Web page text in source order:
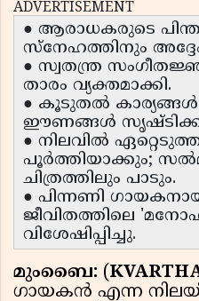
ADVERTISEMENT
● ആരാധകരുടെ
സ്നേഹത്തിനും
● സ്വതന്ത്ര
താരം വ്യക്തമാക്കി.
● കൂടുതൽ കാര്യങ്ങൾ
ഈണങ്ങൾ
● നിലവിൽ
പൂർത്തിയാക്കും;
ചിത്രത്തിലും പാടും.
● പിന്നണി
ജീവിതത്തിലെ
വിശേഷിപ്പിച്ചു.
മുംബൈ: (
ഗായകൻ എന്ന